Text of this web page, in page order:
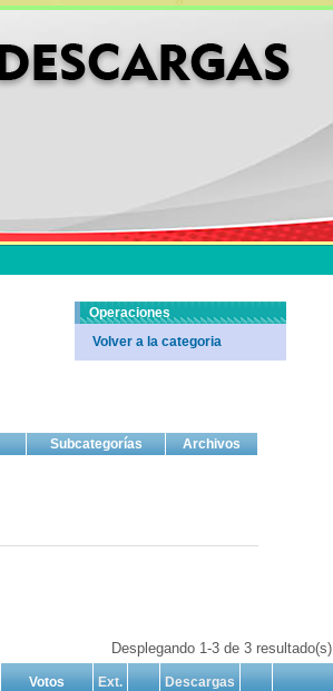
Subcategorías Archivos
Desplegando 1-3 de 3 resultado(s).
Votos Ext. Descargas
Operaciones
Volver a la categoria